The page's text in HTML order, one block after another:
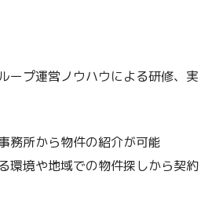
ープ運営ノウハウによる研修、実
務所から物件の紹介が可能
環境や地域での物件探しから契約